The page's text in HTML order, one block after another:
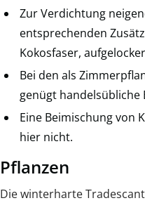
Zur Verdichtung
entsprechenden
Kokosfaser,
Bei den als
genügt handelsübliche
Eine Beimischung von
hier nicht.
Pflanzen
Die winterharte